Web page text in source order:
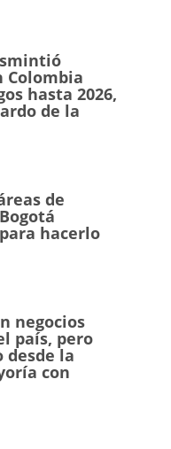
Colombia
hasta 2026,
de la
de
hacerlo
negocios
país, pero
desde la
con